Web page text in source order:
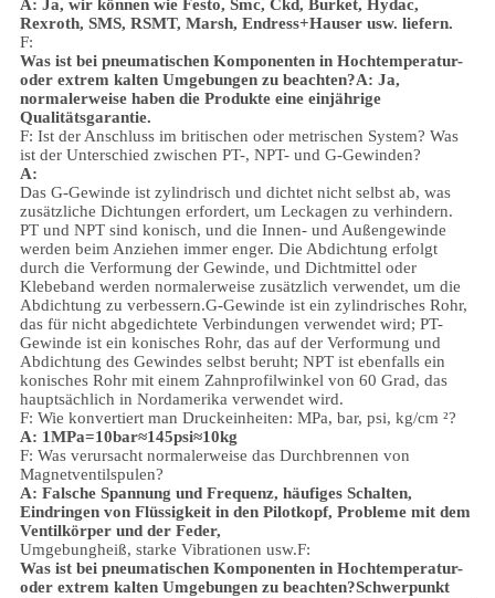
A: Ja, wir können wie Festo, Smc, Ckd, Burket, Hydac,
Rexroth, SMS, RSMT, Marsh, Endress+Hauser usw. liefern.
F:
Was ist bei pneumatischen Komponenten in Hochtemperatur-
oder extrem kalten Umgebungen zu beachten?A: Ja,
normalerweise haben die Produkte eine einjährige
Qualitätsgarantie.
F: Ist der Anschluss im britischen oder metrischen System? Was
ist der Unterschied zwischen PT-, NPT- und G-Gewinden?
A:
Das G-Gewinde ist zylindrisch und dichtet nicht selbst ab, was
zusätzliche Dichtungen erfordert, um Leckagen zu verhindern.
PT und NPT sind konisch, und die Innen- und Außengewinde
werden beim Anziehen immer enger. Die Abdichtung erfolgt
durch die Verformung der Gewinde, und Dichtmittel oder
Klebeband werden normalerweise zusätzlich verwendet, um die
Abdichtung zu verbessern.G-Gewinde ist ein zylindrisches Rohr,
das für nicht abgedichtete Verbindungen verwendet wird; PT-
Gewinde ist ein konisches Rohr, das auf der Verformung und
Abdichtung des Gewindes selbst beruht; NPT ist ebenfalls ein
konisches Rohr mit einem Zahnprofilwinkel von 60 Grad, das
hauptsächlich in Nordamerika verwendet wird.
F: Wie konvertiert man Druckeinheiten: MPa, bar, psi, kg/cm ²?
A: 1MPa=10bar≈145psi≈10kg
F: Was verursacht normalerweise das Durchbrennen von
Magnetventilspulen?
A: Falsche Spannung und Frequenz, häufiges Schalten,
Eindringen von Flüssigkeit in den Pilotkopf, Probleme mit dem
Ventilkörper und der Feder,
Umgebungheiß, starke Vibrationen usw.F:
Was ist bei pneumatischen Komponenten in Hochtemperatur-
oder extrem kalten Umgebungen zu beachten?Schwerpunkt